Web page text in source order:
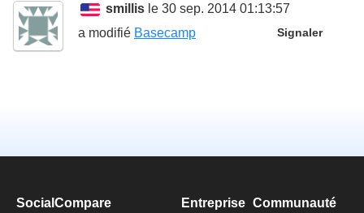
smillis le 30 sep. 2014 01:13:57
Signaler
a modifié Basecamp
SocialCompare Entreprise Communauté